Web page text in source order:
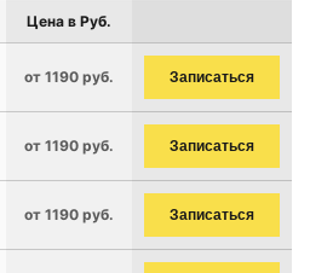
Цена в Руб.
от 1190 руб. Записаться
от 1190 руб. Записаться
от 1190 руб. Записаться